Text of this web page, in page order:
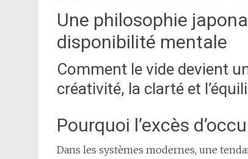
Une philosophie
disponibilité mentale
Comment le vide devient
créativité, la clarté et
Pourquoi l’excès
Dans les systèmes modernes, une